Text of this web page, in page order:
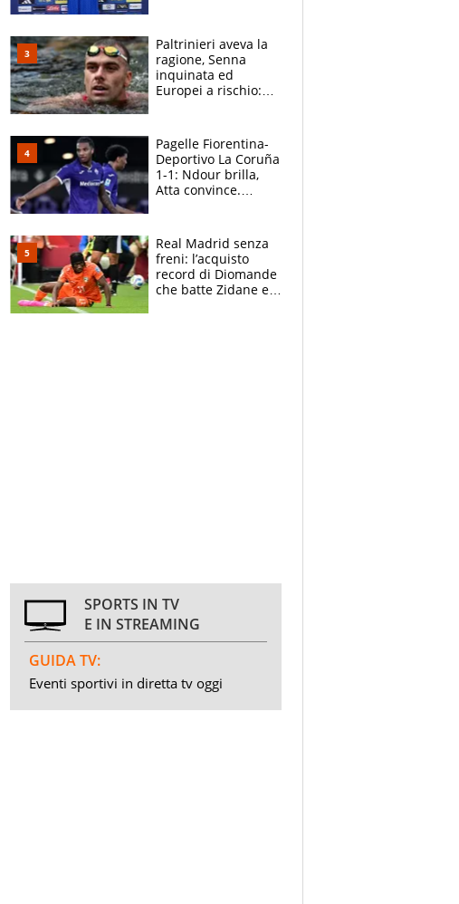
Paltrinieri aveva la
ragione, Senna
inquinata ed
Europei a rischio:
adesso
Pagelle Fiorentina-
Deportivo La Coruña
1-1: Ndour brilla,
Atta convince.
Real Madrid senza
freni: l’acquisto
record di Diomande
che batte Zidane e
SPORTS IN TV
E IN STREAMING
GUIDA TV:
Eventi sportivi in diretta tv oggi